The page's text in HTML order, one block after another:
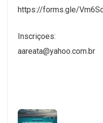
https://forms.gle/
Inscriçoes:
aareata@yahoo.com.br